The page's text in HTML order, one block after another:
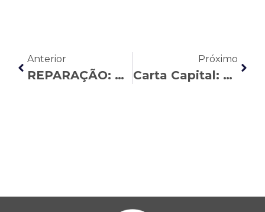
Anterior
REPARAÇÃO: Ação do Gasam garante direitos descumpridos pelo Santander
Próximo
Carta Capital: Nasser Allan assina coluna de opinião sobre a realização da Copa América no Brasil